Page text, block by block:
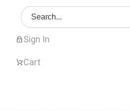
Sign In
Cart